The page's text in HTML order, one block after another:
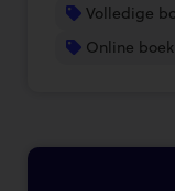
Volledige
Online